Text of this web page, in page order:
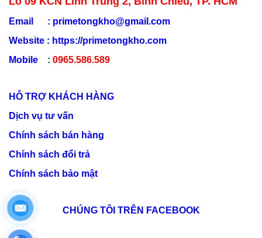
Email : primetongkho@gmail.com
Website : https://primetongkho.com
Mobile : 0965.586.589
HỖ TRỢ KHÁCH HÀNG
Dịch vụ tư vấn
Chính sách bán hàng
Chính sách đổi trả
Chính sách bảo mật
CHÚNG TÔI TRÊN FACEBOOK